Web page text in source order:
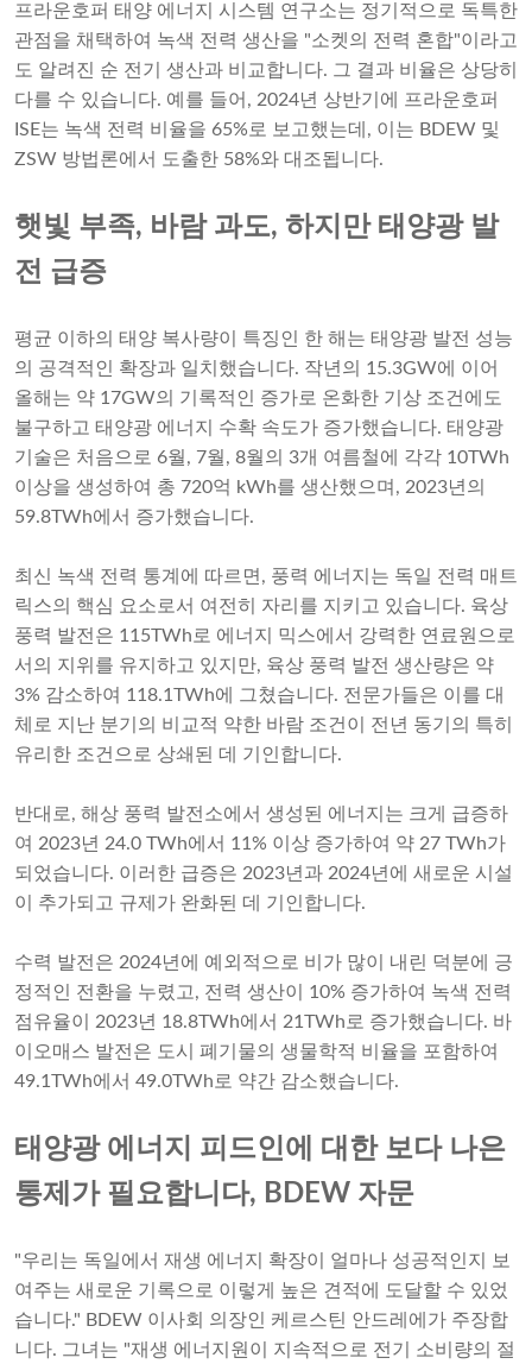
프라운호퍼 태양 에너지 시스템 연구소는 정기적으로 독특한
관점을 채택하여 녹색 전력 생산을 "소켓의 전력 혼합"이라고
도 알려진 순 전기 생산과 비교합니다. 그 결과 비율은 상당히
다를 수 있습니다. 예를 들어, 2024년 상반기에 프라운호퍼
ISE는 녹색 전력 비율을 65%로 보고했는데, 이는 BDEW 및
ZSW 방법론에서 도출한 58%와 대조됩니다.
햇빛 부족, 바람 과도, 하지만 태양광 발
전 급증
평균 이하의 태양 복사량이 특징인 한 해는 태양광 발전 성능
의 공격적인 확장과 일치했습니다. 작년의 15.3GW에 이어
올해는 약 17GW의 기록적인 증가로 온화한 기상 조건에도
불구하고 태양광 에너지 수확 속도가 증가했습니다. 태양광
기술은 처음으로 6월, 7월, 8월의 3개 여름철에 각각 10TWh
이상을 생성하여 총 720억 kWh를 생산했으며, 2023년의
59.8TWh에서 증가했습니다.
최신 녹색 전력 통계에 따르면, 풍력 에너지는 독일 전력 매트
릭스의 핵심 요소로서 여전히 자리를 지키고 있습니다. 육상
풍력 발전은 115TWh로 에너지 믹스에서 강력한 연료원으로
서의 지위를 유지하고 있지만, 육상 풍력 발전 생산량은 약
3% 감소하여 118.1TWh에 그쳤습니다. 전문가들은 이를 대
체로 지난 분기의 비교적 약한 바람 조건이 전년 동기의 특히
유리한 조건으로 상쇄된 데 기인합니다.
반대로, 해상 풍력 발전소에서 생성된 에너지는 크게 급증하
여 2023년 24.0 TWh에서 11% 이상 증가하여 약 27 TWh가
되었습니다. 이러한 급증은 2023년과 2024년에 새로운 시설
이 추가되고 규제가 완화된 데 기인합니다.
수력 발전은 2024년에 예외적으로 비가 많이 내린 덕분에 긍
정적인 전환을 누렸고, 전력 생산이 10% 증가하여 녹색 전력
점유율이 2023년 18.8TWh에서 21TWh로 증가했습니다. 바
이오매스 발전은 도시 폐기물의 생물학적 비율을 포함하여
49.1TWh에서 49.0TWh로 약간 감소했습니다.
태양광 에너지 피드인에 대한 보다 나은
통제가 필요합니다, BDEW 자문
"우리는 독일에서 재생 에너지 확장이 얼마나 성공적인지 보
여주는 새로운 기록으로 이렇게 높은 견적에 도달할 수 있었
습니다." BDEW 이사회 의장인 케르스틴 안드레에가 주장합
니다. 그녀는 "재생 에너지원이 지속적으로 전기 소비량의 절